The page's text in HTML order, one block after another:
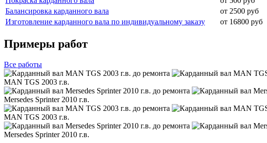
Балансировка карданного вала
от 2500 руб
Изготовление карданного вала по индивидуальному заказу
от 16800 руб
Примеры работ
Все работы
MAN TGS 2003 г.в.
Mersedes Sprinter 2010 г.в.
MAN TGS 2003 г.в.
Mersedes Sprinter 2010 г.в.